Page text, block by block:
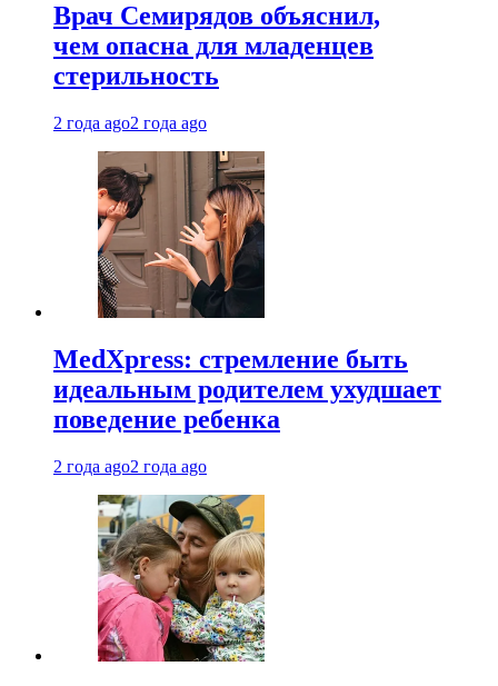
Врач Семирядов объяснил,
чем опасна для младенцев
стерильность
2 года ago2 года ago
MedXpress: стремление быть
идеальным родителем ухудшает
поведение ребенка
2 года ago2 года ago